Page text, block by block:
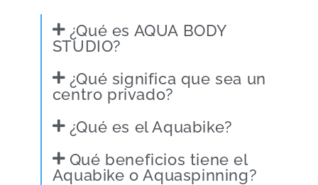
¿Qué es AQUA BODY
STUDIO?
¿Qué significa que sea un
centro privado?
¿Qué es el Aquabike?
Qué beneficios tiene el
Aquabike o Aquaspinning?